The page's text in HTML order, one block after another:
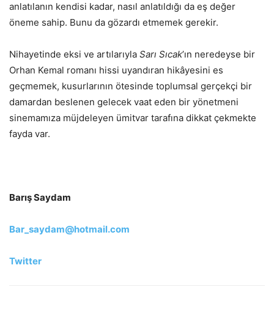
anlatılanın kendisi kadar, nasıl anlatıldığı da eş değer
öneme sahip. Bunu da gözardı etmemek gerekir.
Nihayetinde eksi ve artılarıyla Sarı Sıcak’ın neredeyse bir
Orhan Kemal romanı hissi uyandıran hikâyesini es
geçmemek, kusurlarının ötesinde toplumsal gerçekçi bir
damardan beslenen gelecek vaat eden bir yönetmeni
sinemamıza müjdeleyen ümitvar tarafına dikkat çekmekte
fayda var.
Barış Saydam
Bar_saydam@hotmail.com
Twitter